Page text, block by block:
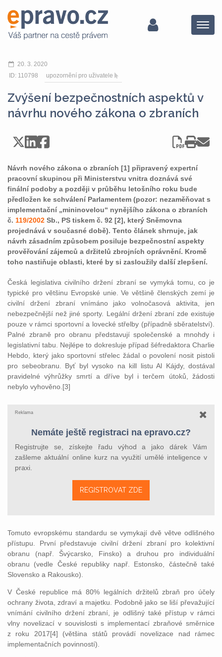
Menu
20. 3. 2020
ID: 110798
upozornění pro uživatele
Zvýšení bezpečnostních aspektů v
návrhu nového zákona o zbraních
Návrh nového zákona o zbraních [1] připravený expertní
pracovní skupinou při Ministerstvu vnitra doznává své
finální podoby a později v průběhu letošního roku bude
předložen ke schválení Parlamentem (pozor: nezaměňovat s
implementační „mininovelou“ nynějšího zákona o zbraních
č. 119/2002 Sb., PS tiskem č. 92 [2], který Sněmovna
projednává v současné době). Tento článek shrnuje, jak
návrh zásadním způsobem posiluje bezpečnostní aspekty
prověřování zájemců a držitelů zbrojních oprávnění. Kromě
toho nastiňuje oblasti, které by si zasloužily další zlepšení.
Česká legislativa civilního držení zbraní se vymyká tomu, co je
typické pro většinu Evropské unie. Ve většině členských zemí je
civilní držení zbraní vnímáno jako volnočasová aktivita, jen
nebezpečnější než jiné sporty. Legální držení zbraní zde existuje
pouze v rámci sportovní a lovecké střelby (případně sběratelství).
Palné zbraně pro obranu představují společenské a mnohdy i
legislativní tabu. Nejlépe to dokresluje případ šéfredaktora Charlie
Hebdo, který jako sportovní střelec žádal o povolení nosit pistoli
pro sebeobranu. Byť byl vysoko na kill listu Al Kájdy, dostával
pravidelné výhrůžky smrtí a dříve byl i terčem útoků, žádosti
nebylo vyhověno.[3]
Reklama
Nemáte ještě registraci na epravo.cz?
Registrujte se, získejte řadu výhod a jako dárek Vám
zašleme aktuální online kurz na využití umělé inteligence v
praxi.
REGISTROVAT ZDE
Tomuto evropskému standardu se vymykají dvě větve odlišného
přístupu. První představuje civilní držení zbraní pro kolektivní
obranu (např. Švýcarsko, Finsko) a druhou pro individuální
obranu (vedle České republiky např. Estonsko, částečně také
Slovensko a Rakousko).
V České republice má 80% legálních držitelů zbraň pro účely
ochrany života, zdraví a majetku. Podobně jako se liší převažující
vnímání civilního držení zbraní, je odlišný také přístup v rámci
vlny novelizací v souvislosti s implementací zbraňové směrnice
z roku 2017[4] (většina států provádí novelizace nad rámec
implementačních povinností).